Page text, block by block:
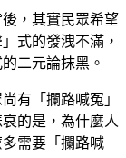
，其實民眾希望
式的發洩不滿，
二元論抹黑。
有「攔路喊冤」
的是，為什麼人
需要「攔路喊